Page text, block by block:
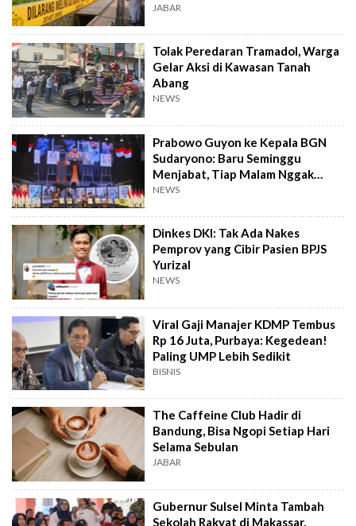
JABAR
Tolak Peredaran Tramadol, Warga
Gelar Aksi di Kawasan Tanah
Abang
NEWS
Prabowo Guyon ke Kepala BGN
Sudaryono: Baru Seminggu
Menjabat, Tiap Malam Nggak
Tidur
NEWS
Dinkes DKI: Tak Ada Nakes
Pemprov yang Cibir Pasien BPJS
Yurizal
NEWS
Viral Gaji Manajer KDMP Tembus
Rp 16 Juta, Purbaya: Kegedean!
Paling UMP Lebih Sedikit
BISNIS
The Caffeine Club Hadir di
Bandung, Bisa Ngopi Setiap Hari
Selama Sebulan
JABAR
Gubernur Sulsel Minta Tambah
Sekolah Rakyat di Makassar,